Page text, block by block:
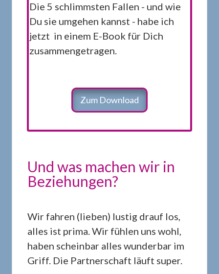
Die 5 schlimmsten Fallen - und wie
Du sie umgehen kannst - habe ich
jetzt in einem E-Book für Dich
zusammengetragen.
Zum Download
Und was machen wir in
Beziehungen?
Wir fahren (lieben) lustig drauf los,
alles ist prima. Wir fühlen uns wohl,
haben scheinbar alles wunderbar im
Griff. Die Partnerschaft läuft super.